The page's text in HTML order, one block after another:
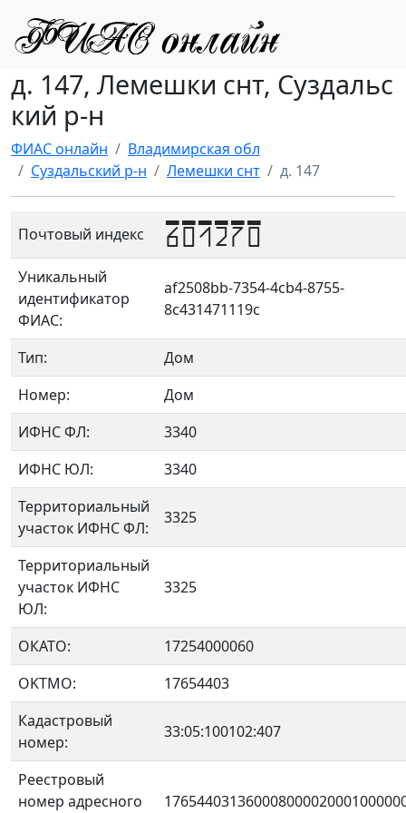
д. 147, Лемешки снт, Суздальс
кий р-н
ФИАС онлайн
Владимирская обл
Суздальский р-н
Лемешки снт д. 147
Почтовый индекс 601270
Уникальный
идентификатор
ФИАС:
af2508bb-7354-4cb4-8755-
8c431471119c
Тип:
Дом
Номер:
Дом
ИФНС ФЛ:
3340
ИФНС ЮЛ:
3340
Территориальный
участок ИФНС ФЛ:
3325
Территориальный
участок ИФНС
ЮЛ:
3325
ОКАТО:
17254000060
OKTMO:
17654403
Кадастровый
номер:
33:05:100102:407
Реестровый
номер адресного